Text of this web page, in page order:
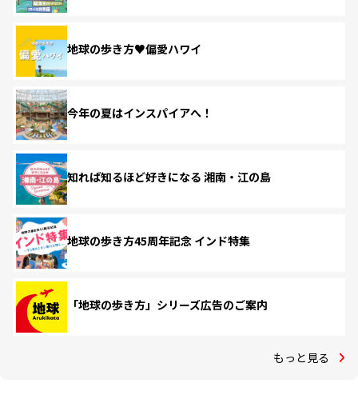
地球の歩き方♥偏愛ハワイ
今年の夏はインスパイアへ！
知れば知るほど好きになる 湘南・江の島
地球の歩き方45周年記念 インド特集
「地球の歩き方」シリーズ広告のご案内
もっと見る